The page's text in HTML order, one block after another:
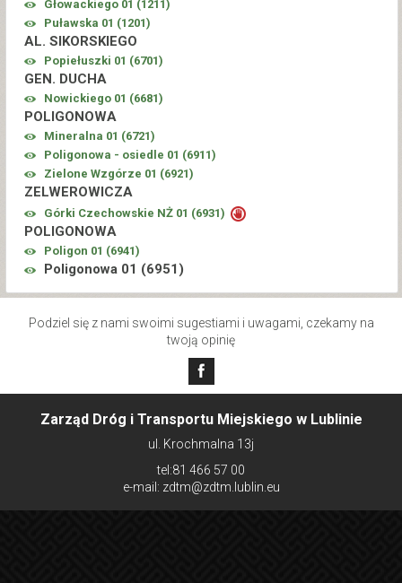
Głowackiego 01 (1211)
Puławska 01 (1201)
AL. SIKORSKIEGO
Popiełuszki 01 (6701)
GEN. DUCHA
Nowickiego 01 (6681)
POLIGONOWA
Mineralna 01 (6721)
Poligonowa - osiedle 01 (6911)
Zielone Wzgórze 01 (6921)
ZELWEROWICZA
Górki Czechowskie NŻ 01 (6931)
POLIGONOWA
Poligon 01 (6941)
Poligonowa 01 (6951 )
Podziel się z nami swoimi sugestiami i uwagami, czekamy na
twoją opinię
Zarząd Dróg i Transportu Miejskiego w Lublinie
ul. Krochmalna 13j
tel:81 466 57 00
e-mail: zdtm@zdtm.lublin.eu